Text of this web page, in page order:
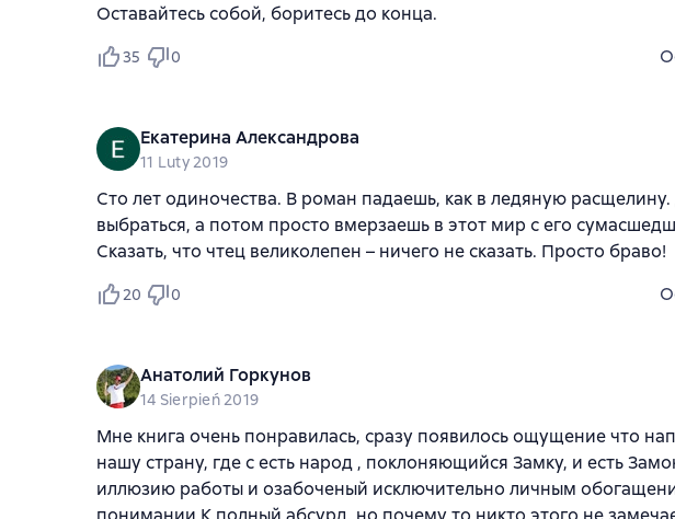
Оставайтесь собой, боритесь до конца.
35 0
Екатерина Александрова
11 Luty 2019
Сто лет одиночества. В роман падаешь, как в ледяную
выбраться, а потом просто вмерзаешь в этот мир с его
Сказать, что чтец великолепен – ничего не сказать. Просто браво!
20 0
Анатолий Горкунов
14 Sierpień 2019
Мне книга очень понравилась, сразу появилось ощущение что
нашу страну, где с есть народ , поклоняющийся Замку, и есть
иллюзию работы и озабоченый исключительно личным